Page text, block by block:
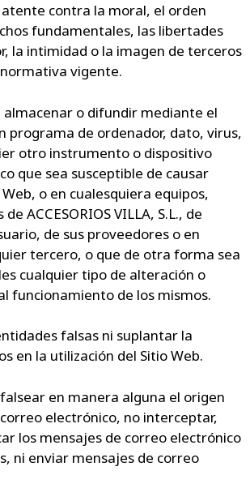
contra la moral, el orden
fundamentales, las libertades
la intimidad o la imagen de terceros
vigente.
almacenar o difundir mediante el
programa de ordenador, dato, virus,
otro instrumento o dispositivo
que sea susceptible de causar
o en cualesquiera equipos,
ACCESORIOS VILLA, S.L., de
de sus proveedores o en
tercero, o que de otra forma sea
cualquier tipo de alteración o
funcionamiento de los mismos.
falsas ni suplantar la
en la utilización del Sitio Web.
en manera alguna el origen
electrónico, no interceptar,
los mensajes de correo electrónico
ni enviar mensajes de correo